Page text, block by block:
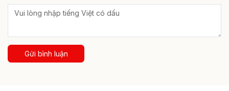
Gửi bình luận